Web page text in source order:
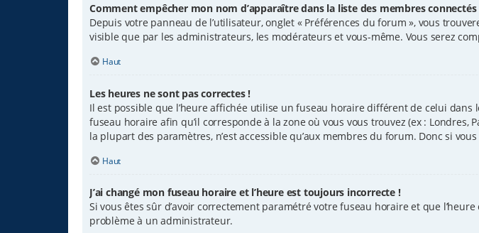
Comment empêcher mon nom d’apparaître dans la liste des membres connectés
Depuis votre panneau de l’utilisateur, onglet « Préférences du forum », vous
visible que par les administrateurs, les modérateurs et vous-même. Vous serez
Haut
Les heures ne sont pas correctes !
Il est possible que l’heure affichée utilise un fuseau horaire différent de celui dans
fuseau horaire afin qu’il corresponde à la zone où vous vous trouvez (ex :
la plupart des paramètres, n’est accessible qu’aux membres du forum. Donc si
Haut
J’ai changé mon fuseau horaire et l’heure est toujours incorrecte !
Si vous êtes sûr d’avoir correctement paramétré votre fuseau horaire et que
problème à un administrateur.